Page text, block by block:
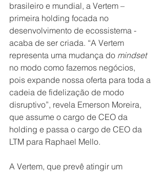
brasileiro e mundial, a Vertem –
primeira holding focada no
desenvolvimento de ecossistema -
acaba de ser criada. “A Vertem
representa uma mudança do mindset
no modo como fazemos negócios,
pois expande nossa oferta para toda a
cadeia de fidelização de modo
disruptivo”, revela Emerson Moreira,
que assume o cargo de CEO da
holding e passa o cargo de CEO da
LTM para Raphael Mello.
A Vertem, que prevê atingir um